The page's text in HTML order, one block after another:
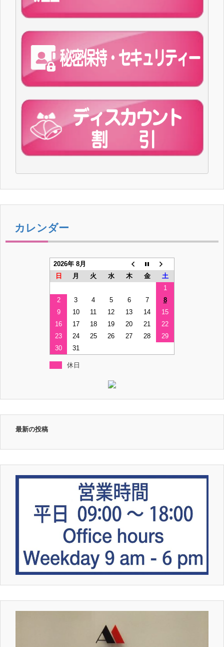
カレンダー
2026年 8月
日
月 火 水 木 金
土
1
2
3 4 5 6 7
8
9
10 11 12 13 14
15
16
17 18 19 20 21
22
23
24 25 26 27 28
29
30
31
休日
最新の投稿